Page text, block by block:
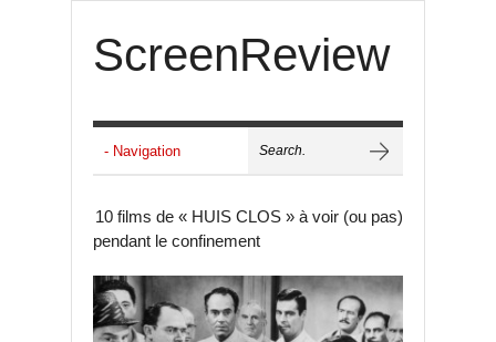
ScreenReview
10 films de « HUIS CLOS » à voir (ou pas)
pendant le confinement